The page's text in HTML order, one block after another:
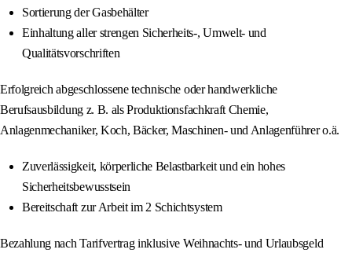
Sortierung der Gasbehälter
Einhaltung aller strengen Sicherheits-, Umwelt- und
Qualitätsvorschriften
Erfolgreich abgeschlossene technische oder handwerkliche
Berufsausbildung z. B. als Produktionsfachkraft Chemie,
Anlagenmechaniker, Koch, Bäcker, Maschinen- und Anlagenführer o.ä.
Zuverlässigkeit, körperliche Belastbarkeit und ein hohes
Sicherheitsbewusstsein
Bereitschaft zur Arbeit im 2 Schichtsystem
Bezahlung nach Tarifvertrag inklusive Weihnachts- und Urlaubsgeld